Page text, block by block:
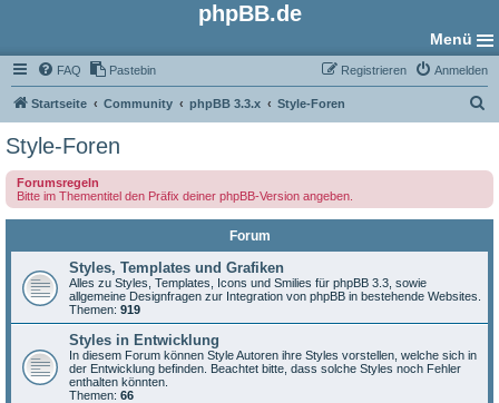
phpBB.de
Menü
FAQ Pastebin Anmelden
Registrieren
Startseite Community phpBB 3.3.x Style-Foren
e
Style-Foren
Forumsregeln
Bitte im Thementitel den Präfix deiner phpBB-Version angeben.
Forum
Styles, Templates und Grafiken
Alles zu Styles, Templates, Icons und Smilies für phpBB 3.3, sowie
allgemeine Designfragen zur Integration von phpBB in bestehende Websites.
Themen: 919
Styles in Entwicklung
In diesem Forum können Style Autoren ihre Styles vorstellen, welche sich in
der Entwicklung befinden. Beachtet bitte, dass solche Styles noch Fehler
enthalten könnten.
Themen: 66